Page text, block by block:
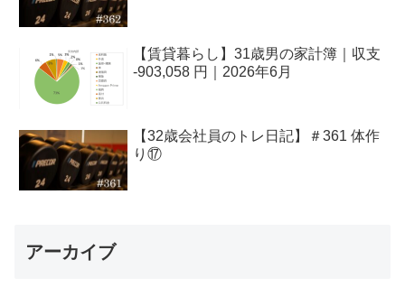
【賃貸暮らし】31歳男の家計簿｜収支
-903,058 円｜2026年6月
【32歳会社員のトレ日記】＃361 体作
り⑰
アーカイブ